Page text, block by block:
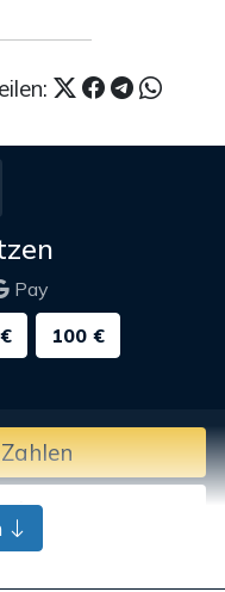
Pay
100 €